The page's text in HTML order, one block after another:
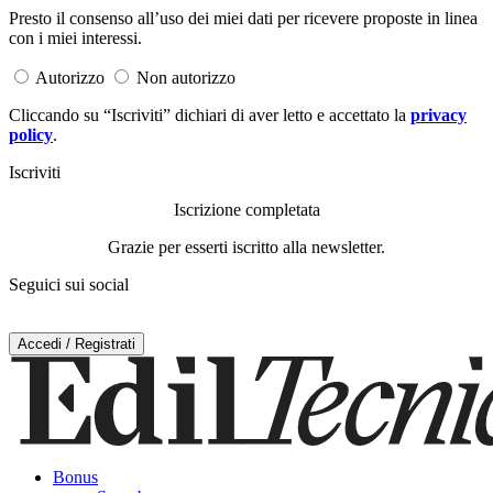
Presto il consenso all’uso dei miei dati per ricevere proposte in linea
con i miei interessi.
Autorizzo
Non autorizzo
Cliccando su “Iscriviti” dichiari di aver letto e accettato la privacy
policy.
Iscriviti
Iscrizione completata
Grazie per esserti iscritto alla newsletter.
Seguici sui social
Accedi / Registrati
Bonus